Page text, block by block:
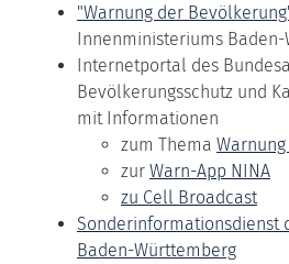
"Warnung der
Innenministeriums
Internetportal des
Bevölkerungsschutz und
mit Informationen
zum Thema
zur Warn-App NINA
zu Cell Broadcast
Sonderinformationsdienst
Baden-Württemberg